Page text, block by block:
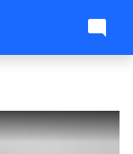
mode_comment